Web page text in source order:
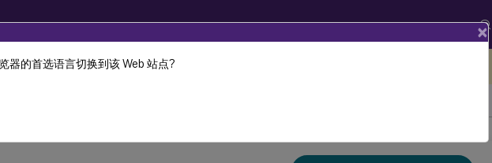
机器动态翻译。
×
器的首选语言切换到该 Web 站点?